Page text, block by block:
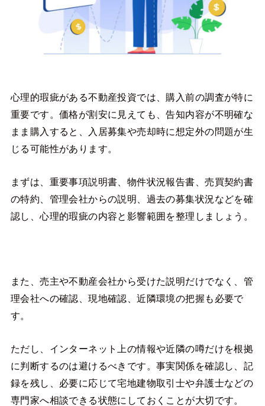
心理的瑕疵がある不動産投資では、購入前の調査が特に
重要です。価格が割安に見えても、告知内容が不明確な
まま購入すると、入居募集や売却時に想定外の問題が生
じる可能性があります。
まずは、重要事項説明書、物件状況報告書、売買契約書
の特約、管理会社からの説明、過去の募集状況などを確
認し、心理的瑕疵の内容と影響範囲を整理しましょう。
また、売主や不動産会社から受けた説明だけでなく、管
理会社への確認、現地確認、近隣環境の把握も必要で
す。
ただし、インターネット上の情報や近隣の噂だけを根拠
に判断するのは避けるべきです。事実関係を確認し、記
録を残し、必要に応じて宅地建物取引士や弁護士などの
専門家へ相談できる状態にしておくことが大切です。